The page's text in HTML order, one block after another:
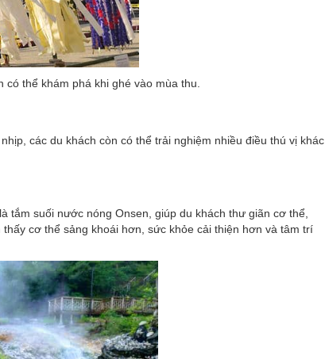
có thể khám phá khi ghé vào mùa thu.
các du khách còn có thể trải nghiệm nhiều điều thú vị khác
tắm suối nước nóng Onsen, giúp du khách thư giãn cơ thể,
cơ thể sảng khoái hơn, sức khỏe cải thiện hơn và tâm trí